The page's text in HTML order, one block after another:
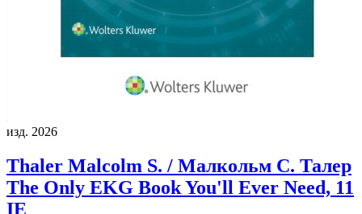
изд. 2026
Thaler Malcolm S. / Малкольм С. Талер
The Only EKG Book You'll Ever Need, 11
IE